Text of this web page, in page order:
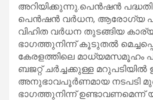
അറിയിക്കുന്നു.പെൻഷൻ
പെൻഷൻ വർധന, ആരോഗ്യ
വിഹിത വർധന തുടങ്ങിയ
ഭാഗത്തുനിന്ന്​ കൂടുതൽ
കേരളത്തിലെ മാധ്യമസമൂഹം
ബജറ്റ്​ ചർച്ചക്കുള്ള
അനുഭാവപൂർണമായ നടപടി
ഭാഗത്തുനിന്ന്​